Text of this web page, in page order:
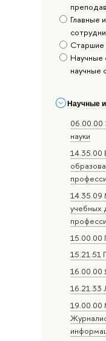
Главные
Старшие
Научные
научные
Научные
06.00.00
науки
14.35.00
14.35.09
учебных
15.00.00
15.21.51
16.00.00
16.21.33
19.00.00